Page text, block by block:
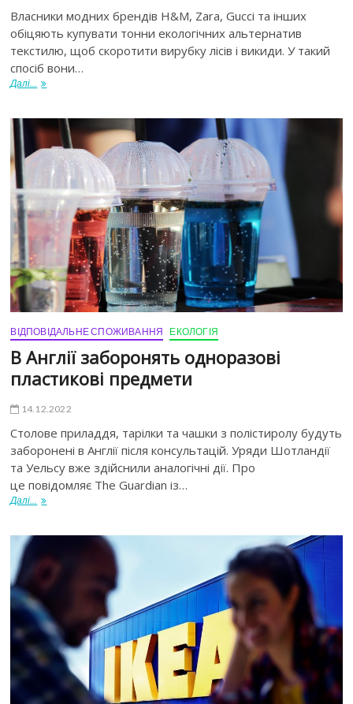
Власники модних брендів H&M, Zara, Gucci та інших
обіцяють купувати тонни екологічних альтернатив
текстилю, щоб скоротити вирубку лісів і викиди. У такий
спосіб вони…
Далі...
ВІДПОВІДАЛЬНЕ СПОЖИВАННЯ ЕКОЛОГІЯ
В Англії заборонять одноразові
пластикові предмети
14.12.2022
Столовe приладдя, тарілки та чашки з полістиролу будуть
заборонені в Англії після консультацій. Уряди Шотландії
та Уельсу вже здійснили аналогічні дії. Про
це повідомляє The Guardian із…
Далі...